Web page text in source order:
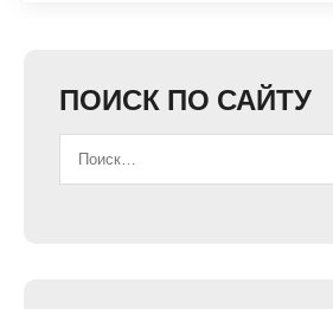
ПОИСК ПО САЙТУ